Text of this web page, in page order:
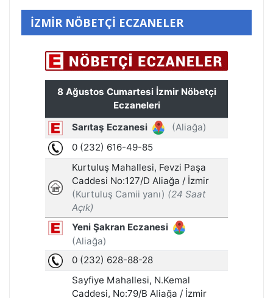
İZMİR NÖBETÇİ ECZANELER